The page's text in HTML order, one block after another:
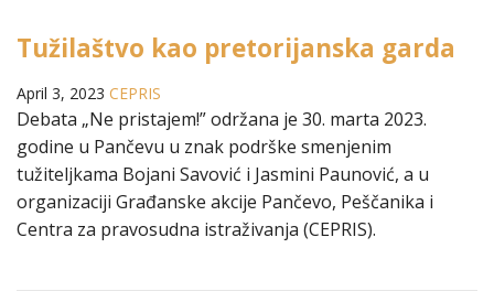
Tužilaštvo kao pretorijanska garda
April 3, 2023 CEPRIS
Debata „Ne pristajem!” održana je 30. marta 2023.
godine u Pančevu u znak podrške smenjenim
tužiteljkama Bojani Savović i Jasmini Paunović, a u
organizaciji Građanske akcije Pančevo, Peščanika i
Centra za pravosudna istraživanja (CEPRIS).